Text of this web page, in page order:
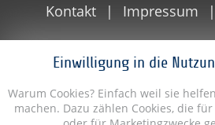
Einwilligung in die
Warum Cookies? Einfach weil sie
machen. Dazu zählen Cookies, die
Kontakt Impressum